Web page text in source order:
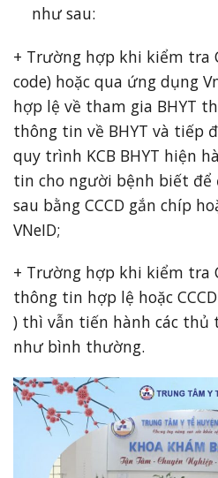
như sau:
+ Trường hợp khi kiểm tra
code) hoặc qua ứng dụng
hợp lệ về tham gia BHYT
thông tin về BHYT và tiếp
quy trình KCB BHYT hiện
tin cho người bệnh biết để
sau bằng CCCD gắn chíp
VNeID;
+ Trường hợp khi kiểm tra
thông tin hợp lệ hoặc
) thì vẫn tiến hành các thủ
như bình thường.